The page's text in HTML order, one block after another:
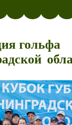
гольфа